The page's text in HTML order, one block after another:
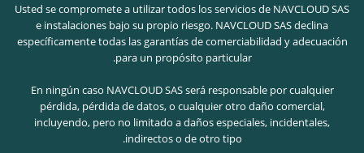
Usted se compromete a utilizar todos los servicios de NAVCLOUD SAS
e instalaciones bajo su propio riesgo. NAVCLOUD SAS declina
específicamente todas las garantías de comerciabilidad y adecuación
para un propósito particular.
En ningún caso NAVCLOUD SAS será responsable por cualquier
pérdida, pérdida de datos, o cualquier otro daño comercial,
incluyendo, pero no limitado a daños especiales, incidentales,
indirectos o de otro tipo.